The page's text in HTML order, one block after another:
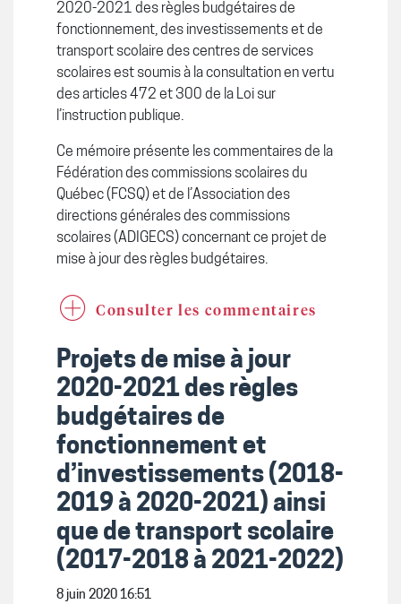
2020-2021 des règles budgétaires de
fonctionnement, des investissements et de
transport scolaire des centres de services
scolaires est soumis à la consultation en vertu
des articles 472 et 300 de la Loi sur
l’instruction publique.
Ce mémoire présente les commentaires de la
Fédération des commissions scolaires du
Québec (FCSQ) et de l’Association des
directions générales des commissions
scolaires (ADIGECS) concernant ce projet de
mise à jour des règles budgétaires.
Consulter les commentaires
Projets de mise à jour
2020-2021 des règles
budgétaires de
fonctionnement et
d’investissements (2018-
2019 à 2020-2021) ainsi
que de transport scolaire
(2017-2018 à 2021-2022)
8 juin 2020 16:51